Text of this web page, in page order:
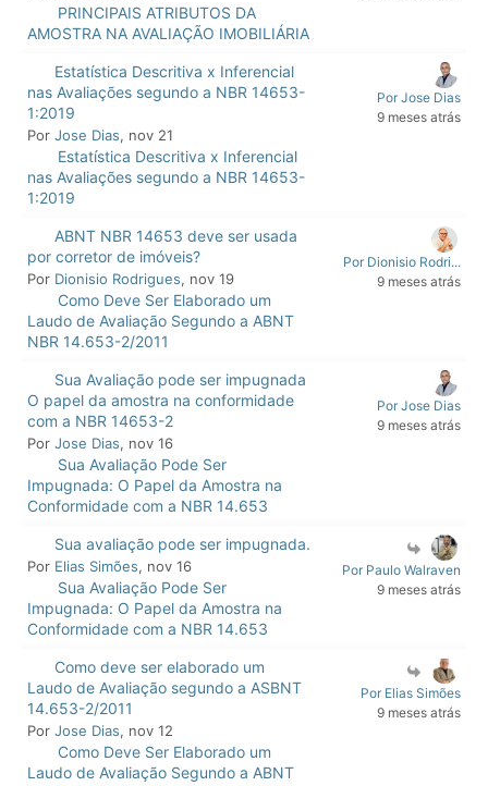
PRINCIPAIS ATRIBUTOS DA
AMOSTRA NA AVALIAÇÃO IMOBILIÁRIA
Estatística Descritiva x Inferencial
nas Avaliações segundo a NBR 14653-
1:2019
Por Jose Dias, nov 21
Estatística Descritiva x Inferencial
nas Avaliações segundo a NBR 14653-
1:2019
Por Jose Dias
9 meses atrás
ABNT NBR 14653 deve ser usada
por corretor de imóveis?
Por Dionisio Rodrigues, nov 19
Como Deve Ser Elaborado um
Laudo de Avaliação Segundo a ABNT
NBR 14.653-2/2011
Por Dionisio Rodri...
9 meses atrás
Sua Avaliação pode ser impugnada
O papel da amostra na conformidade
com a NBR 14653-2
Por Jose Dias, nov 16
Sua Avaliação Pode Ser
Impugnada: O Papel da Amostra na
Conformidade com a NBR 14.653
Por Jose Dias
9 meses atrás
Sua avaliação pode ser impugnada.
Por Elias Simões, nov 16
Sua Avaliação Pode Ser
Impugnada: O Papel da Amostra na
Conformidade com a NBR 14.653
Por Paulo Walraven
9 meses atrás
Como deve ser elaborado um
Laudo de Avaliação segundo a ASBNT
14.653-2/2011
Por Jose Dias, nov 12
Como Deve Ser Elaborado um
Laudo de Avaliação Segundo a ABNT
Por Elias Simões
9 meses atrás